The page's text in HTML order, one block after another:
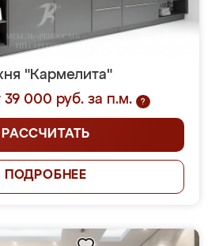
"Кармелита"
39 000 руб. за п.м.
?
РАССЧИТАТЬ
ПОДРОБНЕЕ